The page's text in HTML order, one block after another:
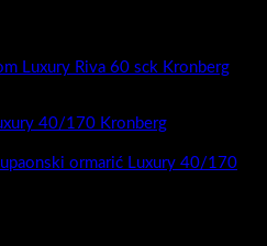
Luxury Riva 60 sck Kronberg